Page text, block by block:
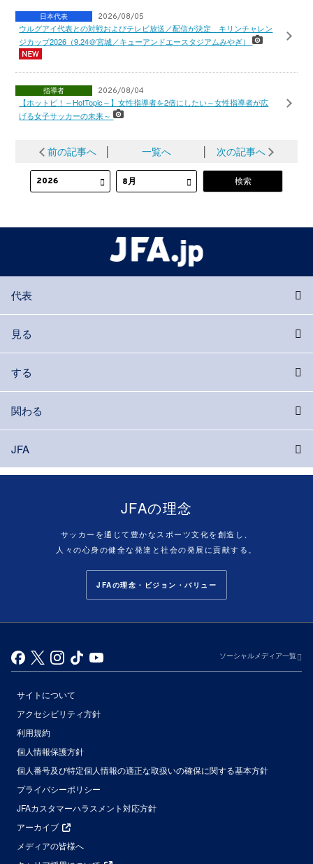
日本代表 2026/08/05
ウルグアイ代表との対戦およびテレビ放送／配信が決定 キリンチャレン
ジカップ2026（9.24＠宮城／キューアンドエースタジアムみやぎ）
指導者 2026/08/04
【ホットピ！～HotTopic～】女性指導者を2倍にしたい～女性指導者が広
げる女子サッカーの未来～
前の記事へ 一覧へ 次の記事へ
代表
見る
する
関わる
JFA
JFAの理念
サッカーを通じて豊かなスポーツ文化を創造し、
人々の心身の健全な発達と社会の発展に貢献する。
JFAの理念・ビジョン・バリュー
ソーシャルメディア一覧
サイトについて
アクセシビリティ方針
利用規約
個人情報保護方針
個人番号及び特定個人情報の適正な取扱いの確保に関する基本方針
プライバシーポリシー
JFAカスタマーハラスメント対応方針
アーカイブ
メディアの皆様へ